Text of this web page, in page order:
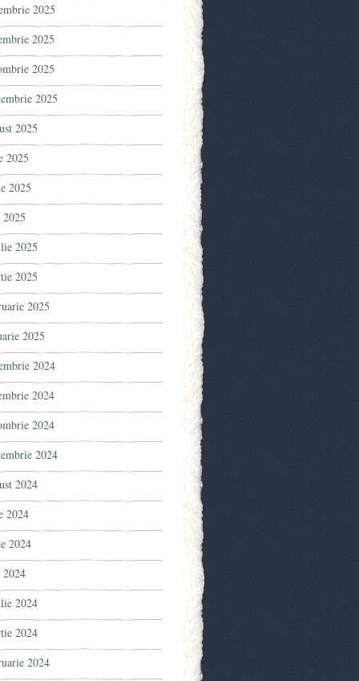
2025
2025
2025
2025
2025
2025
2025
2025
2025
2025
2025
2024
2024
2024
2024
2024
2024
2024
2024
2024
2024